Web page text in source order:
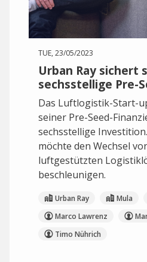
TUE, 23/05/2023
Urban Ray sichert
sechsstellige Pre-
Das Luftlogistik-Start-
seiner Pre-Seed-
sechsstellige
möchte den Wechsel
luftgestützten
beschleunigen.
Urban Ray Mula
Marco Lawrenz
Timo Nührich